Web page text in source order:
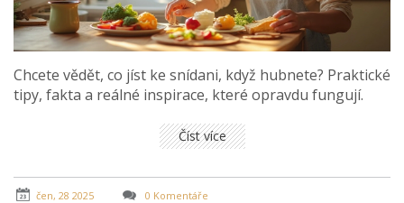
Chcete vědět, co jíst ke snídani, když hubnete? Praktické
tipy, fakta a reálné inspirace, které opravdu fungují.
Číst více
čen, 28 2025 0 Komentáře